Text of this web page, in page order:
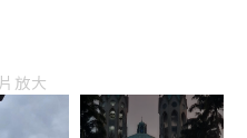
放大